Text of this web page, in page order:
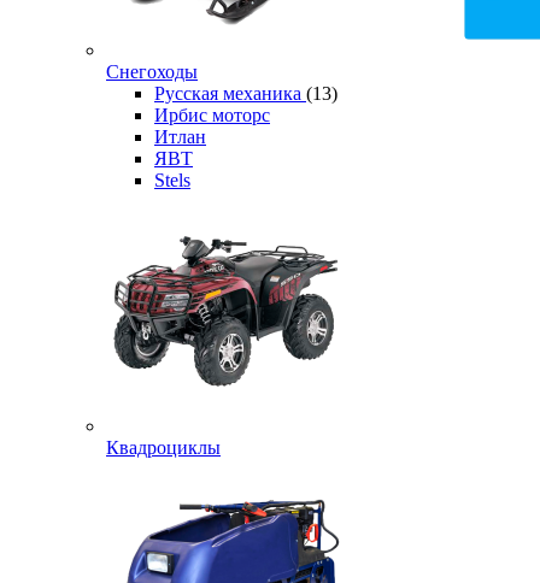
Снегоходы
Русская механика (13)
Ирбис моторс
Итлан
ЯВТ
Stels
Квадроциклы